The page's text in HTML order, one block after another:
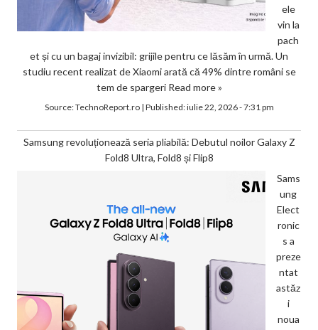
ele
vin la
pach
et și cu un bagaj invizibil: grijile pentru ce lăsăm în urmă. Un
studiu recent realizat de Xiaomi arată că 49% dintre români se
tem de spargeri Read more »
Source:TechnoReport.ro| Published:iulie 22, 2026 - 7:31 pm
Samsung revoluționează seria pliabilă: Debutul noilor Galaxy Z
Fold8 Ultra, Fold8 și Flip8
Sams
ung
Elect
ronic
s a
preze
ntat
astăz
i
noua